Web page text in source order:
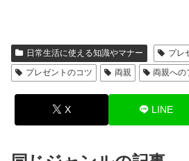
日常生活に使える知識やマナー
プレ
プレゼントのコツ
両親 両親への
X LINE